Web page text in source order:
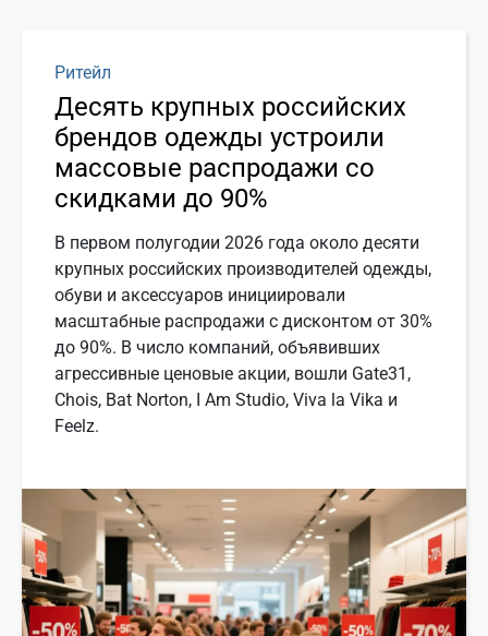
Ритейл
Десять крупных российских
брендов одежды устроили
массовые распродажи со
скидками до 90%
В первом полугодии 2026 года около десяти
крупных российских производителей одежды,
обуви и аксессуаров инициировали
масштабные распродажи с дисконтом от 30%
до 90%. В число компаний, объявивших
агрессивные ценовые акции, вошли Gate31,
Chois, Bat Norton, I Am Studio, Viva la Vika и
Feelz.